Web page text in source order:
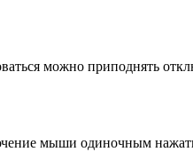
можно приподнять
мыши одиночным